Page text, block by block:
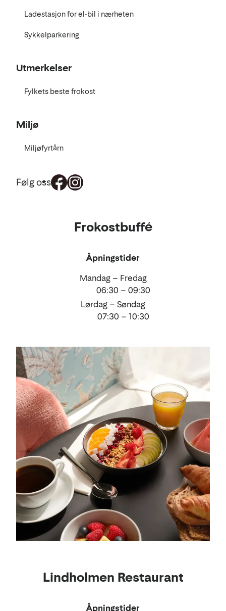
Ladestasjon for el-bil i nærheten
Sykkelparkering
Utmerkelser
Fylkets beste frokost
Miljø
Miljøfyrtårn
Følg oss
Frokostbuffé
Åpningstider
Mandag – Fredag
06:30 – 09:30
Lørdag – Søndag
07:30 – 10:30
Lindholmen Restaurant
Åpningstider